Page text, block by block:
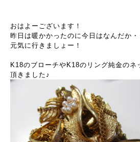
おはよーございます！
昨日は暖かかったのに今日はなんだか・
元気に行きましょー！
K18のブローチやK18のリング純金のネ
頂きました♪